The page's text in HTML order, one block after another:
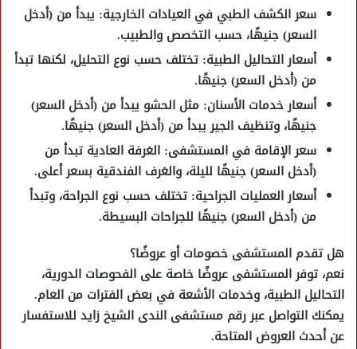
سعر الكشف الطبي في العيادات الخارجية: يبدأ من (أدخل
السعر)جنيهًا، حسب التخصص والطبيب.
أسعار التحاليل الطبية: تختلف حسب نوع التحليل، لكنها تبدأ
من (أدخل السعر)جنيهًا.
أسعار خدمات الأسنان: مثل الحشو يبدأ من (أدخل السعر)
جنيهًا، وتنظيف الجير يبدأ من (أدخل السعر)جنيهًا.
سعر الإقامة في المستشفى: الغرفة العادية تبدأ من
(أدخل السعر)جنيهًا لليلة، والغرف الفندقية بسعر أعلى.
أسعار العمليات الجراحية: تختلف حسب نوع الجراحة، وتبدأ
من (أدخل السعر)جنيهًا للجراحات البسيطة.
هل تقدم المستشفى خصومات أو عروضًا؟
نعم، توفر المستشفى عروضًا خاصة على الفحوصات الدورية،
التحاليل الطبية، وخدمات الأشعة في بعض الفترات من العام.
يمكنك التواصل عبررقم مستشفى الندى الشيخ زايد للاستفسار
عن أحدث العروض المتاحة.